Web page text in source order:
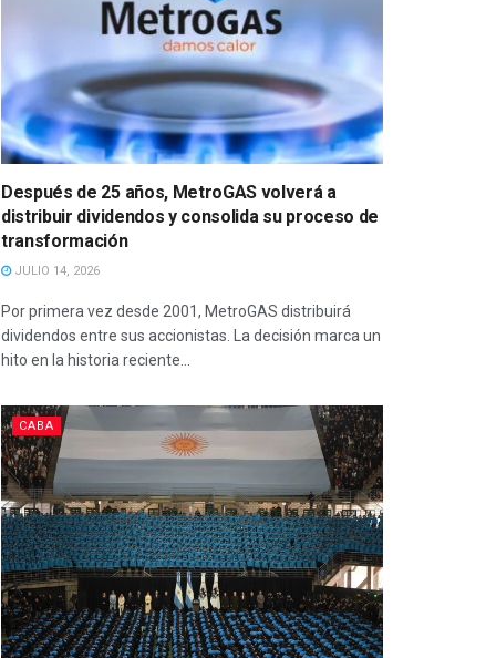
Después de 25 años, MetroGAS volverá a
distribuir dividendos y consolida su proceso de
transformación
JULIO 14, 2026
Por primera vez desde 2001, MetroGAS distribuirá
dividendos entre sus accionistas. La decisión marca un
hito en la historia reciente...
CABA